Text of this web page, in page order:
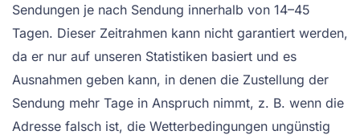
Sendungen je nach Sendung innerhalb von 14–45
Tagen. Dieser Zeitrahmen kann nicht garantiert werden,
da er nur auf unseren Statistiken basiert und es
Ausnahmen geben kann, in denen die Zustellung der
Sendung mehr Tage in Anspruch nimmt, z. B. wenn die
Adresse falsch ist, die Wetterbedingungen ungünstig